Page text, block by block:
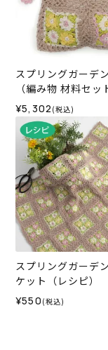
スプリングガーデ
（編み物 材料セッ
¥5,302 (税込)
スプリングガーデ
ケット（レシピ）
¥550 (税込)